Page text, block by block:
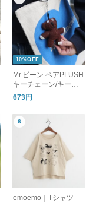
10%OFF
Mr.ビーン ベアPLUSH
キーチェーン/キーホ
ルダー
673円
emoemo｜Tシャツ